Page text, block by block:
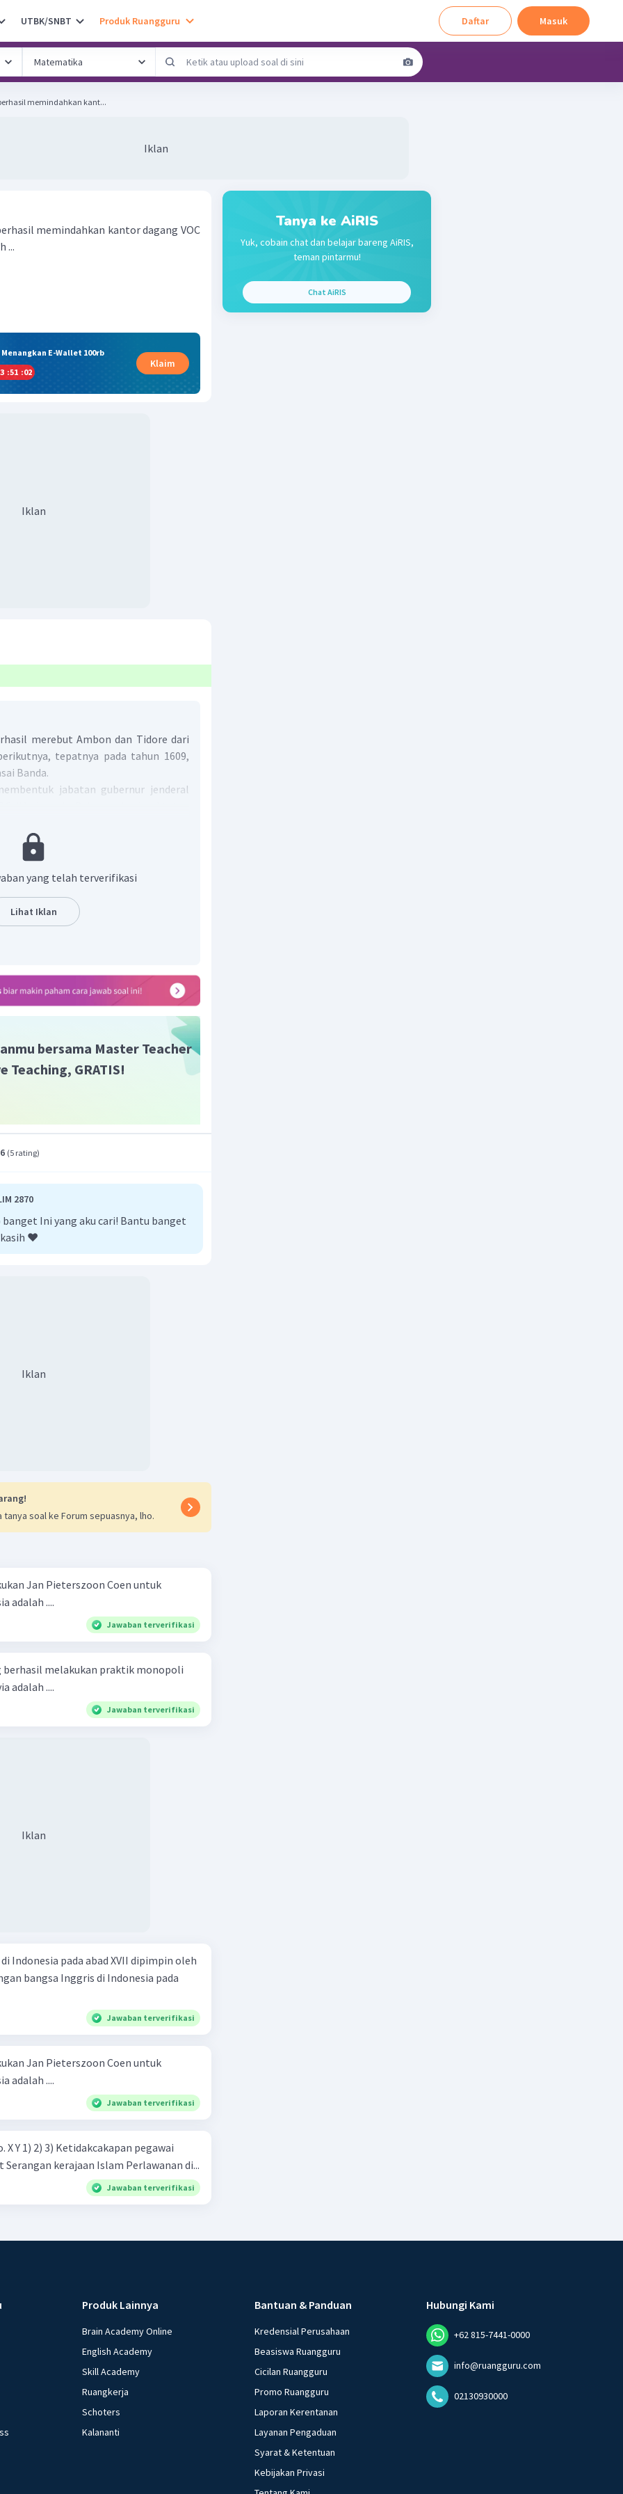
UTBK/SNBT Produk Ruangguru Daftar Masuk
memindahkan kant...
Iklan
memindahkan kantor dagang VOC
...
E-Wallet 100rb
:51 :02
Klaim
Iklan
merebut Ambon dan Tidore dari
tepatnya pada tahun 1609,
Banda.
jabatan gubernur jenderal
gubernur jenderal (1619-1623), VOC
sebagai markas besar dan pusat
telah menguasai Jayakarta (Batavia)
1682.
adalah B.
yang telah terverifikasi
Lihat Iklan
bersama Master Teacher
Teaching, GRATIS!
(5 rating)
2870
Ini yang aku cari! Bantu banget
❤️
Iklan
tanya soal ke Forum sepuasnya, lho.
Jan Pieterszoon Coen untuk
adalah ....
Jawaban terverifikasi
berhasil melakukan praktik monopoli
adalah ....
Jawaban terverifikasi
Iklan
Indonesia pada abad XVII dipimpin oleh
bangsa Inggris di Indonesia pada
Jawaban terverifikasi
Jan Pieterszoon Coen untuk
adalah ....
Jawaban terverifikasi
Keuangan mengalami defisit Serangan kerajaan Islam Perlawanan di...
Jawaban terverifikasi
Tanya ke AiRIS
Yuk, cobain chat dan belajar bareng AiRIS,
teman pintarmu!
Chat AiRIS
Produk Lainnya
Brain Academy Online
English Academy
Skill Academy
Ruangkerja
Schoters
Kalananti
Bantuan & Panduan
Kredensial Perusahaan
Beasiswa Ruangguru
Cicilan Ruangguru
Promo Ruangguru
Laporan Kerentanan
Layanan Pengaduan
Syarat & Ketentuan
Kebijakan Privasi
Hubungi Kami
+62 815-7441-0000
info@ruangguru.com
02130930000